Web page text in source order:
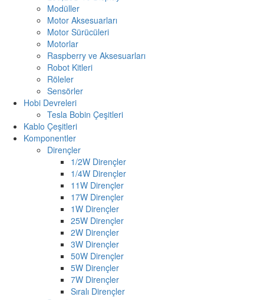
Modüller
Motor Aksesuarları
Motor Sürücüleri
Motorlar
Raspberry ve Aksesuarları
Robot Kitleri
Röleler
Sensörler
Hobi Devreleri
Tesla Bobin Çeşitleri
Kablo Çeşitleri
Komponentler
Dirençler
1/2W Dirençler
1/4W Dirençler
11W Dirençler
17W Dirençler
1W Dirençler
25W Dirençler
2W Dirençler
3W Dirençler
50W Dirençler
5W Dirençler
7W Dirençler
Sıralı Dirençler